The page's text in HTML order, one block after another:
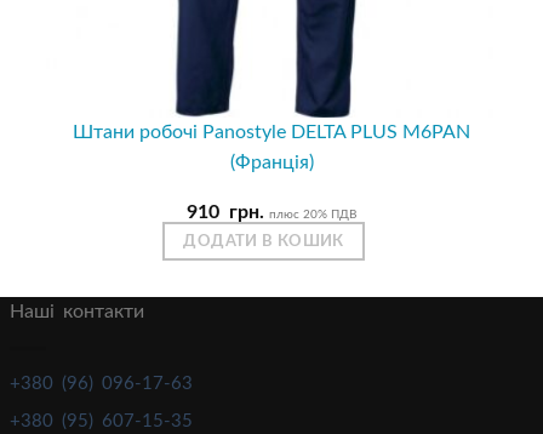
Штани робочі Panostyle DELTA PLUS M6PAN
(Франція)
910 грн. плюс 20% ПДВ
ДОДАТИ В КОШИК
Наші контакти
+380 (96) 096-17-63
+380 (95) 607-15-35